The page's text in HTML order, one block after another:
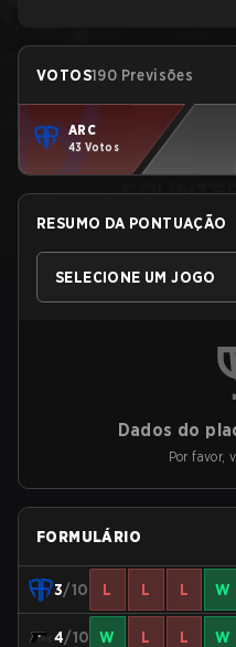
VOTOS190 Previsões
ARC
43 Votos
RESUMO DA PONTUAÇÃO
SELECIONE UM JOGO
Dados do
Por favor,
FORMULÁRIO
3/10 L L L W
4/10 W L L W